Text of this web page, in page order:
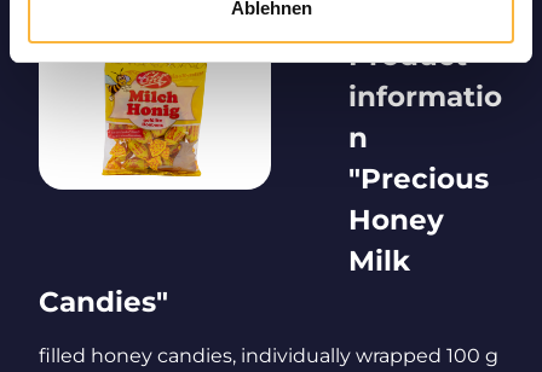
Ablehnen
Product
informatio
n
"Precious
Honey
Milk
Candies"
filled honey candies, individually wrapped 100 g